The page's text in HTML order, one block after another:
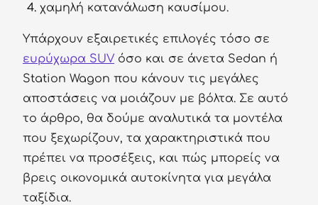
χαμηλή κατανάλωση καυσίμου.
Υπάρχουν εξαιρετικές επιλογές τόσο σε
ευρύχωρα SUV όσο και σε άνετα Sedan ή
Station Wagon που κάνουν τις μεγάλες
αποστάσεις να μοιάζουν με βόλτα. Σε αυτό
το άρθρο, θα δούμε αναλυτικά τα μοντέλα
που ξεχωρίζουν, τα χαρακτηριστικά που
πρέπει να προσέξεις, και πώς μπορείς να
βρεις οικονομικά αυτοκίνητα για μεγάλα
ταξίδια.